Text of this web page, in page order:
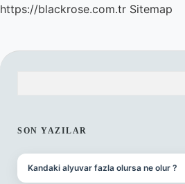
https://blackrose.com.tr Sitemap
SON YAZILAR
Kandaki alyuvar fazla olursa ne olur ?